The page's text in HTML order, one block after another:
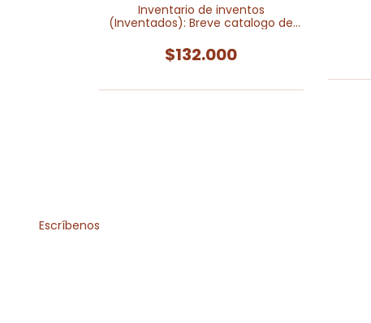
Inventario de inventos
(Inventados): Breve catalogo de
$132.000
Escríbenos